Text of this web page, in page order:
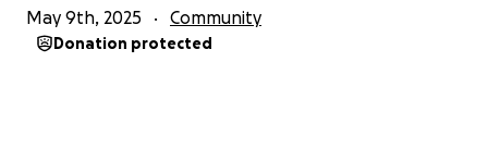
May 9th, 2025 Community
Donation protected